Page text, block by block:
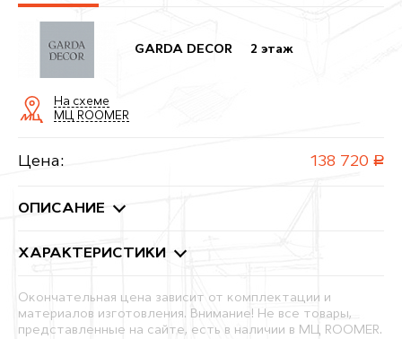
GARDA DECOR 2 этаж
На схеме
МЦ ROOMER
Цена: 138 720 руб.
ОПИСАНИЕ
ХАРАКТЕРИСТИКИ
Окончательная цена зависит от комплектации и
материалов изготовления. Внимание! Не все товары,
представленные на сайте, есть в наличии в МЦ ROOMER.